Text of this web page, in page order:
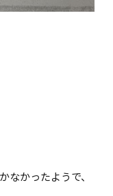
なかったようで、